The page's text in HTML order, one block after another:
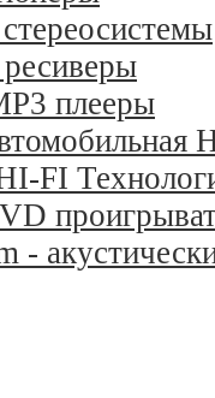
плееры
FI
-